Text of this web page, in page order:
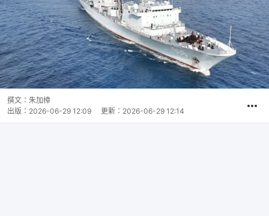
撰文： 朱加樟
出版： 2026-06-29 12:09 更新： 2026-06-29 12:14